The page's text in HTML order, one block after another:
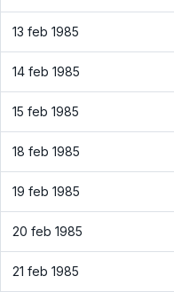
13 feb 1985
14 feb 1985
15 feb 1985
18 feb 1985
19 feb 1985
20 feb 1985
21 feb 1985